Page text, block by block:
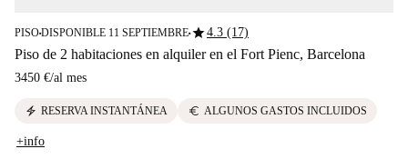
PISO■DISPONIBLE 11 SEPTIEMBRE■star4.3 (17)
Piso de 2 habitaciones en alquiler en el Fort Pienc, Barcelona
3450 €/al mes
electric_bolt RESERVA INSTANTÁNEA euro ALGUNOS GASTOS INCLUIDOS
+info